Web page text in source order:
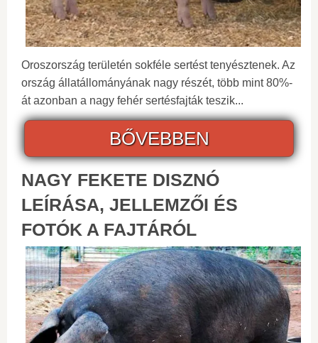
Oroszország területén sokféle sertést tenyésztenek. Az
ország állatállományának nagy részét, több mint 80%-
át azonban a nagy fehér sertésfajták teszik...
BŐVEBBEN
NAGY FEKETE DISZNÓ
LEÍRÁSA, JELLEMZŐI ÉS
FOTÓK A FAJTÁRÓL